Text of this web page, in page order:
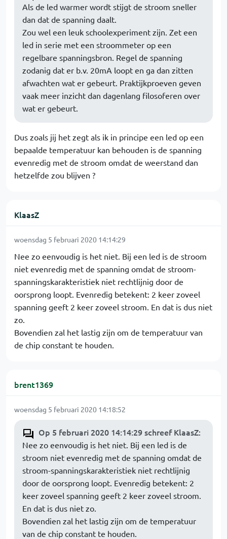
Als de led warmer wordt stijgt de stroom sneller
dan dat de spanning daalt.
Zou wel een leuk schoolexperiment zijn. Zet een
led in serie met een stroommeter op een
regelbare spanningsbron. Regel de spanning
zodanig dat er b.v. 20mA loopt en ga dan zitten
afwachten wat er gebeurt. Praktijkproeven geven
vaak meer inzicht dan dagenlang filosoferen over
wat er gebeurt.
Dus zoals jij het zegt als ik in principe een led op een
bepaalde temperatuur kan behouden is de spanning
evenredig met de stroom omdat de weerstand dan
hetzelfde zou blijven ?
KlaasZ
woensdag 5 februari 2020 14:14:29
Nee zo eenvoudig is het niet. Bij een led is de stroom
niet evenredig met de spanning omdat de stroom-
spanningskarakteristiek niet rechtlijnig door de
oorsprong loopt. Evenredig betekent: 2 keer zoveel
spanning geeft 2 keer zoveel stroom. En dat is dus niet
zo.
Bovendien zal het lastig zijn om de temperatuur van
de chip constant te houden.
brent1369
woensdag 5 februari 2020 14:18:52
Op 5 februari 2020 14:14:29 schreef KlaasZ:
Nee zo eenvoudig is het niet. Bij een led is de
stroom niet evenredig met de spanning omdat de
stroom-spanningskarakteristiek niet rechtlijnig
door de oorsprong loopt. Evenredig betekent: 2
keer zoveel spanning geeft 2 keer zoveel stroom.
En dat is dus niet zo.
Bovendien zal het lastig zijn om de temperatuur
van de chip constant te houden.